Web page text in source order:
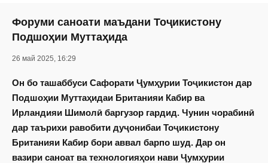
Форуми саноати маъдани Тоҷикистону
Подшоҳии Муттаҳида
26 май 2025, 16:29
Он бо ташаббуси Сафорати Ҷумҳурии Тоҷикистон дар
Подшоҳии Муттаҳидаи Британияи Кабир ва
Ирландияи Шимолӣ баргузор гардид. Чунин чорабинӣ
дар таърихи равобити дуҷонибаи Тоҷикистону
Британияи Кабир бори аввал барпо шуд. Дар он
вазири саноат ва технологияҳои нави Ҷумҳурии